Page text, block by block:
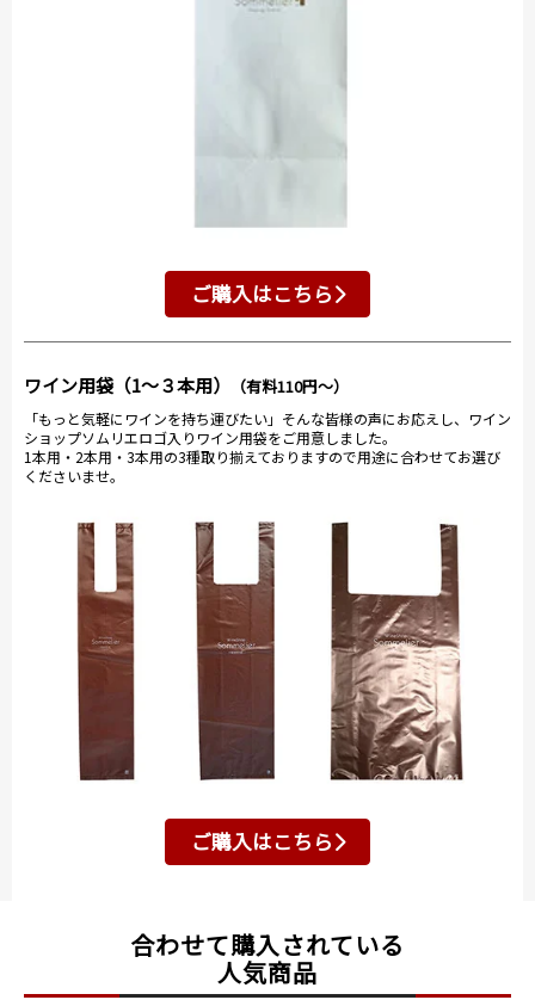
ご購入はこちら
ワイン用袋（1～３本用） （有料110円～）
「もっと気軽にワインを持ち運びたい」そんな皆様の声にお応えし、ワイン
ショップソムリエロゴ入りワイン用袋をご用意しました。
1本用・2本用・3本用の3種取り揃えておりますので用途に合わせてお選び
くださいませ。
ご購入はこちら
合わせて購入されている
人気商品